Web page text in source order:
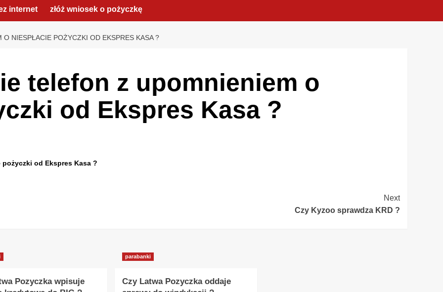
internet złóż wniosek o pożyczkę
NIESPŁACIE POŻYCZKI OD EKSPRES KASA ?
telefon z upomnieniem o
od Ekspres Kasa ?
od Ekspres Kasa ?
Next
Czy Kyzoo sprawdza KRD ?
Pozyczka wpisuje
parabanki
Czy Latwa Pozyczka oddaje